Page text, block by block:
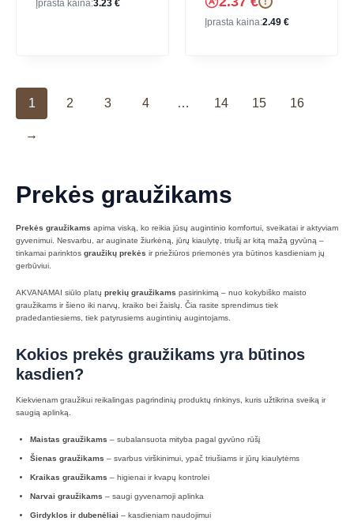
Įprasta kaina:3.23 €
Įprasta kaina:2.49 €
1 2 3 4 … 14 15 16
→
Prekės graužikams
Prekės graužikams apima viską, ko reikia jūsų augintinio komfortui, sveikatai ir aktyviam
gyvenimui. Nesvarbu, ar auginate žiurkėną, jūrų kiaulytę, triušį ar kitą mažą gyvūną –
tinkamai parinktos graužikų prekės ir priežiūros priemonės yra būtinos kasdieniam jų
gerbūviui.
AKVANAMAI siūlo platų prekių graužikams pasirinkimą – nuo kokybiško maisto
graužikams ir šieno iki narvų, kraiko bei žaislų. Čia rasite sprendimus tiek
pradedantiesiems, tiek patyrusiems augintinių augintojams.
Kokios prekės graužikams yra būtinos
kasdien?
Kiekvienam graužikui reikalingas pagrindinių produktų rinkinys, kuris užtikrina sveiką ir
saugią aplinką.
Maistas graužikams – subalansuota mityba pagal gyvūno rūšį
Šienas graužikams – svarbus virškinimui, ypač triušiams ir jūrų kiaulytėms
Kraikas graužikams – higienai ir kvapų kontrolei
Narvai graužikams – saugi gyvenamoji aplinka
Girdyklos ir dubenėliai – kasdieniam naudojimui